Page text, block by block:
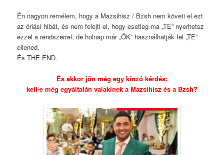
Én nagyon remélem, hogy a Mazsihisz / Bzsh nem követi el ezt
az óriási hibát, és nem felejti el, hogy esetleg ma „TE” nyerhetsz
ezzel a rendszerrel, de holnap már „ŐK” használhatják fel „TE”
ellened.
És THE END.
És akkor jön még egy kínzó kérdés:
kell-e még egyáltalán valakinek a Mazsihisz és a Bzsh?